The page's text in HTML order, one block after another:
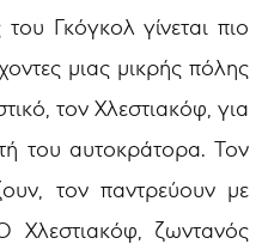
Γκόγκολ γίνεται πιο
μιας μικρής πόλης
τον Χλεστιακόφ, για
του αυτοκράτορα. Τον
τον παντρεύουν με
ζωντανός